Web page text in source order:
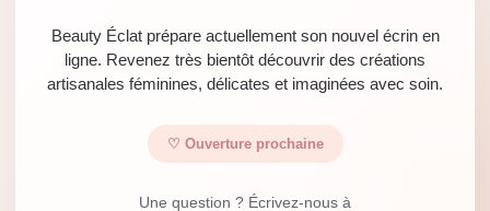
Beauty Éclat prépare actuellement son nouvel écrin en
ligne. Revenez très bientôt découvrir des créations
artisanales féminines, délicates et imaginées avec soin.
♡ Ouverture prochaine
Une question ? Écrivez-nous à